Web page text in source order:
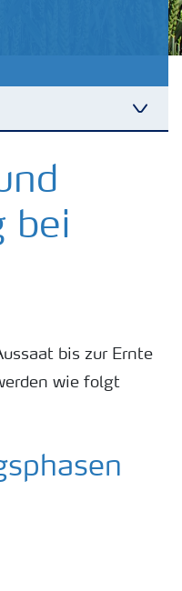
bei
bis zur Ernte
wie folgt